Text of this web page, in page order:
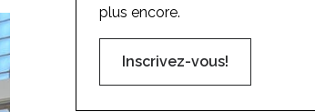
plus encore.
Inscrivez-vous!